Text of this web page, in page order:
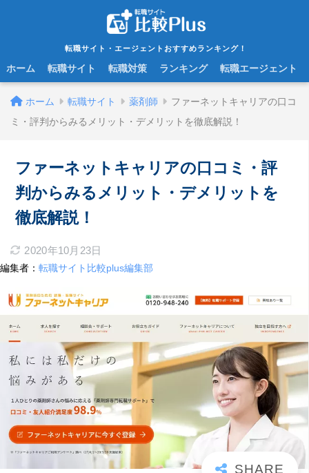
転職サイト・エージェントおすすめランキング！
ホーム 転職サイト 転職対策 ランキング 転職エージェント
ホーム 転職サイト 薬剤師
ファーネットキャリアの口コ
ミ・評判からみるメリット・デメリットを徹底解説！
ファーネットキャリアの口コミ・評
判からみるメリット・デメリットを
徹底解説！
2020年10月23日
編集者： 転職サイト比較plus編集部